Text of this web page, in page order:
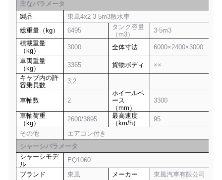
主なパラメータ
製品
東風4x2 3-5m3散水車
総重量（kg）
6495
タンク容量
（m3）
3-5m3
積載重量
（kg）
3000 全体寸法
6000×2400×3000
車両重量
（kg）
3365 貨物ボディ
××
キャブ内の許
容乗員数
3,2
車軸数 2
ホイールベ
ース
（mm）
3300
車軸荷重
（kg）
2600/3895
最高速度
（km/h）
95
その他
エアコン付き
シャーシパラメータ
シャーシモデ
ル
EQ1060
ブランド
東風 メーカー
東風汽車有限公司